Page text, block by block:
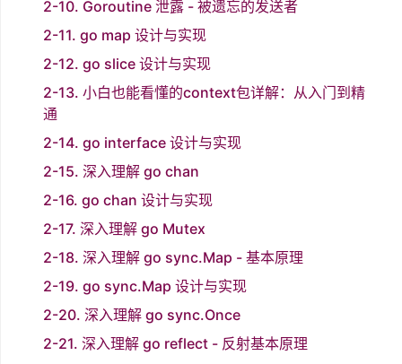
2-10. Goroutine 泄露 - 被遗忘的发送者
2-11. go map 设计与实现
2-12. go slice 设计与实现
2-13. 小白也能看懂的context包详解：从入门到精
通
2-14. go interface 设计与实现
2-15. 深入理解 go chan
2-16. go chan 设计与实现
2-17. 深入理解 go Mutex
2-18. 深入理解 go sync.Map - 基本原理
2-19. go sync.Map 设计与实现
2-20. 深入理解 go sync.Once
2-21. 深入理解 go reflect - 反射基本原理